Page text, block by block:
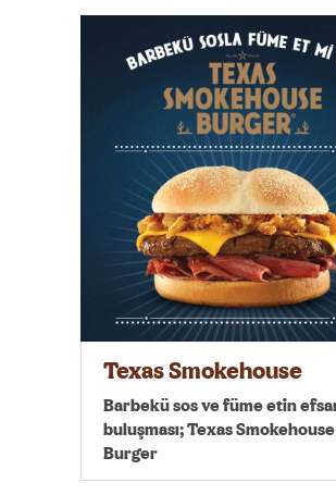
Texas Smokehouse
Barbekü sos ve füme etin
buluşması; Texas Smokehouse
Burger